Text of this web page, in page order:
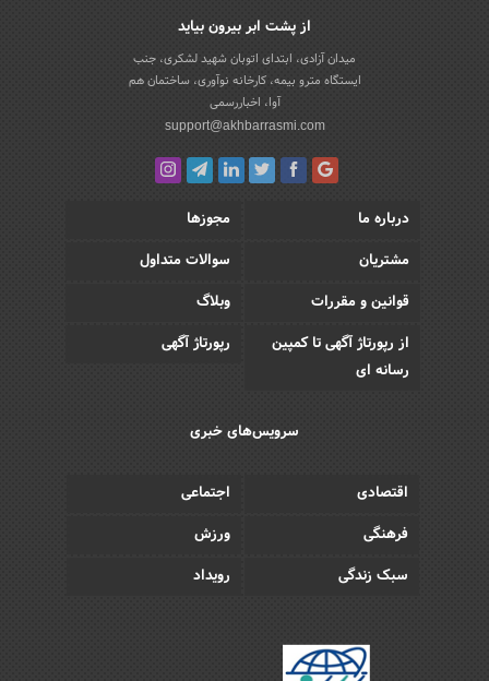
از پشت ابر بیرون بیاید
میدان آزادی، ابتدای اتوبان شهید لشکری، جنب
ایستگاه مترو بیمه، کارخانه نوآوری، ساختمان هم
آوا، اخباررسمی
support@akhbarrasmi.com
درباره ما
مجوزها
مشتریان
سوالات متداول
قوانین و مقررات
وبلاگ
از رپورتاژ آگهی تا کمپین
رسانه ای
رپورتاژ آگهی
سرویس‌های خبری
اقتصادی
اجتماعی
فرهنگی
ورزش
سبک زندگی
رویداد